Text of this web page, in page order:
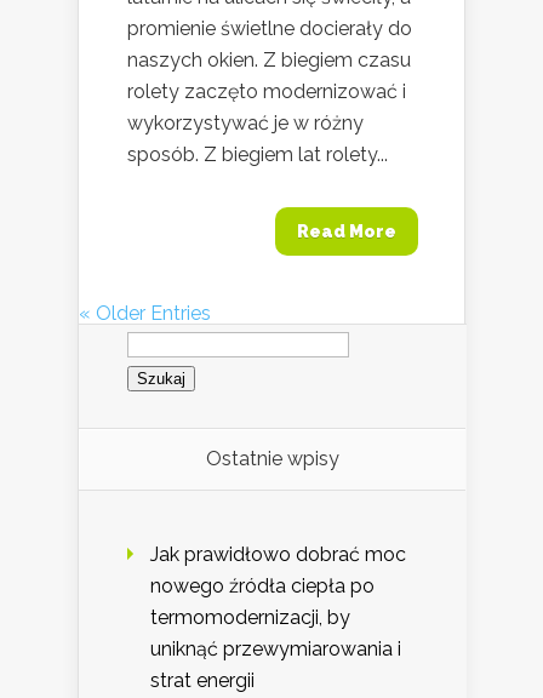
promienie świetlne docierały do
naszych okien. Z biegiem czasu
rolety zaczęto modernizować i
wykorzystywać je w różny
sposób. Z biegiem lat rolety...
Read More
« Older Entries
Szukaj:
Ostatnie wpisy
Jak prawidłowo dobrać moc
nowego źródła ciepła po
termomodernizacji, by
uniknąć przewymiarowania i
strat energii